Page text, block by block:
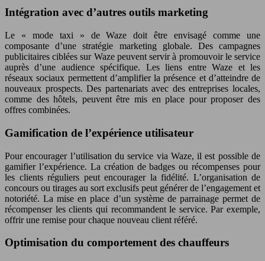
Intégration avec d’autres outils marketing
Le « mode taxi » de Waze doit être envisagé comme une
composante d’une stratégie marketing globale. Des campagnes
publicitaires ciblées sur Waze peuvent servir à promouvoir le service
auprès d’une audience spécifique. Les liens entre Waze et les
réseaux sociaux permettent d’amplifier la présence et d’atteindre de
nouveaux prospects. Des partenariats avec des entreprises locales,
comme des hôtels, peuvent être mis en place pour proposer des
offres combinées.
Gamification de l’expérience utilisateur
Pour encourager l’utilisation du service via Waze, il est possible de
gamifier l’expérience. La création de badges ou récompenses pour
les clients réguliers peut encourager la fidélité. L’organisation de
concours ou tirages au sort exclusifs peut générer de l’engagement et
notoriété. La mise en place d’un système de parrainage permet de
récompenser les clients qui recommandent le service. Par exemple,
offrir une remise pour chaque nouveau client référé.
Optimisation du comportement des chauffeurs